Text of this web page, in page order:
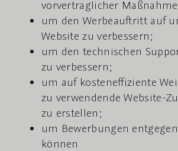
vorvertraglicher
um den Werbeauftritt auf
Website zu verbessern;
um den technischen
zu verbessern;
um auf kosteneffiziente
zu verwendende Website-
zu erstellen;
um Bewerbungen
können